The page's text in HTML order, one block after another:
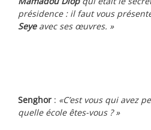
présidence : il faut vous
Seyeavec ses œuvres. »
Senghor : «C’est vous qui avez
quelle école êtes-vous ? »